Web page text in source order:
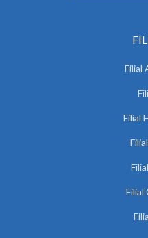
Filial
Filial
Filial